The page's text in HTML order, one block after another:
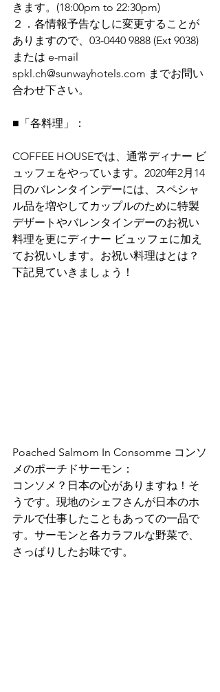
きます。(18:00pm to 22:30pm)
２．各情報予告なしに変更することが
ありますので、03-0440 9888 (Ext 9038)
または e-mail
spkl.ch@sunwayhotels.com までお問い
合わせ下さい。
■「各料理」：
COFFEE HOUSEでは、通常ディナー ビ
ュッフェをやっています。2020年2月14
日のバレンタインデーには、スペシャ
ル品を増やしてカップルのために特製
デザートやバレンタインデーのお祝い
料理を更にディナー ビュッフェに加え
てお祝いします。お祝い料理はとは？
下記見ていきましょう！
Poached Salmom In Consomme コンソ
メのポーチドサーモン：
コンソメ？日本の心がありますね！そ
うです。現地のシェフさんが日本のホ
テルで仕事したこともあっての一品で
す。サーモンと各カラフルな野菜で、
さっぱりしたお味です。